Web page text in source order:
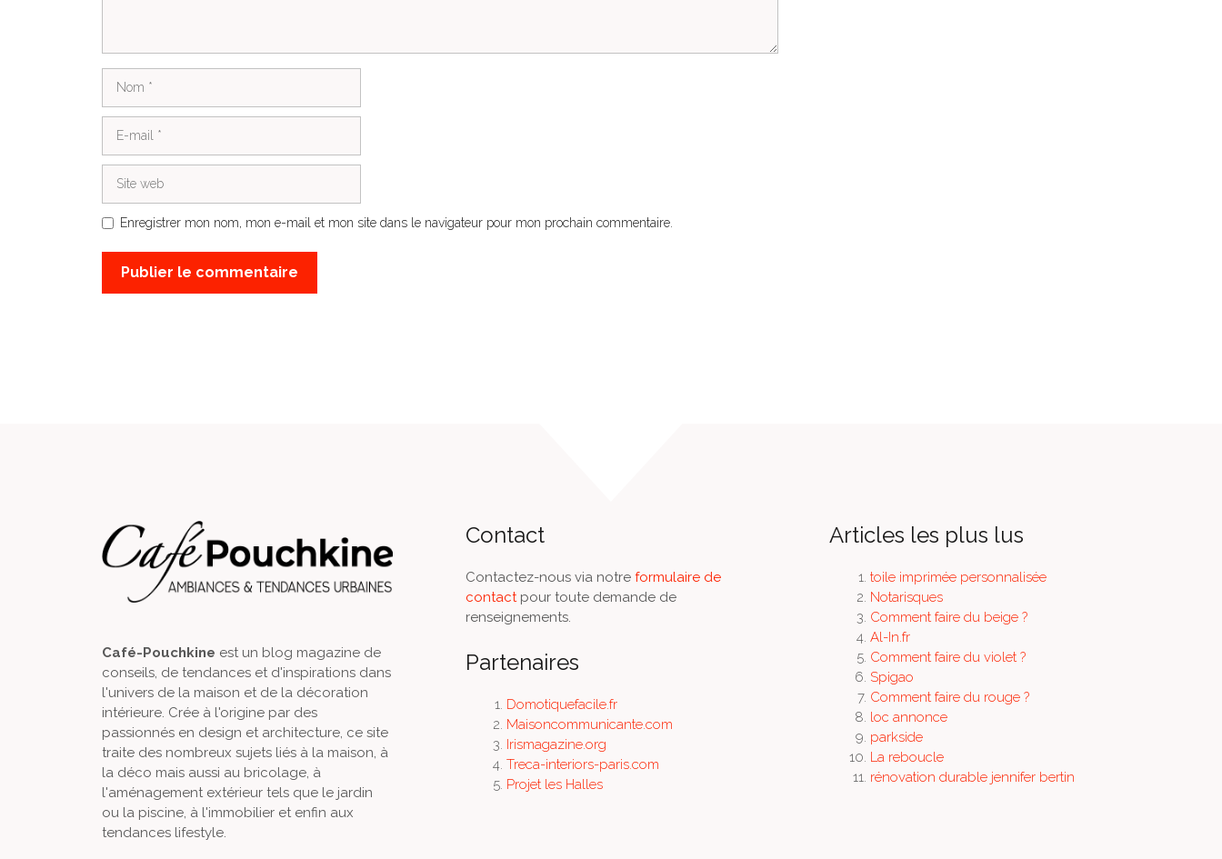
Enregistrer mon nom, mon e-mail et mon site dans le navigateur pour mon prochain commentaire.
Café-Pouchkine est un blog magazine de
conseils, de tendances et d'inspirations dans
l'univers de la maison et de la décoration
intérieure. Crée à l'origine par des
passionnés en design et architecture, ce site
traite des nombreux sujets liés à la maison, à
la déco mais aussi au bricolage, à
l'aménagement extérieur tels que le jardin
ou la piscine, à l'immobilier et enfin aux
tendances lifestyle.
Contact
Contactez-nous via notre formulaire de
contactpour toute demande de
renseignements.
Partenaires
Domotiquefacile.fr
Maisoncommunicante.com
Irismagazine.org
Treca-interiors-paris.com
Projet les Halles
Articles les plus lus
toile imprimée personnalisée
Notarisques
Comment faire du beige ?
Al-In.fr
Comment faire du violet ?
Spigao
Comment faire du rouge ?
loc annonce
parkside
La reboucle
rénovation durable jennifer bertin